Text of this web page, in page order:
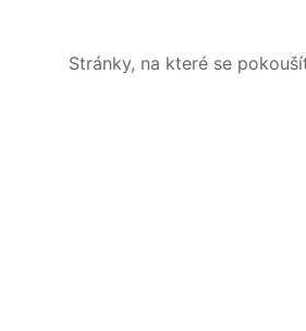
Stránky, na které se